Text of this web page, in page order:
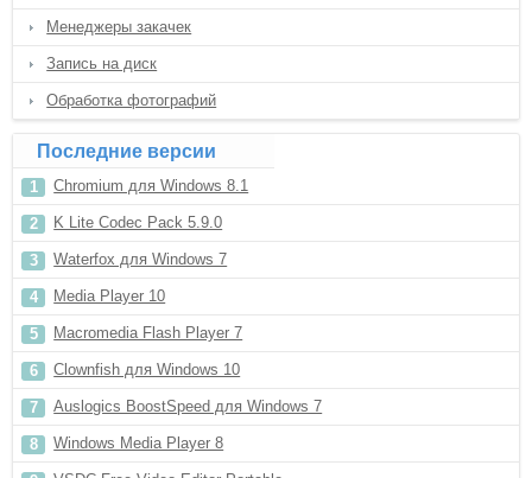
Менеджеры закачек
Запись на диск
Обработка фотографий
Последние версии
Chromium для Windows 8.1
K Lite Codec Pack 5.9.0
Waterfox для Windows 7
Media Player 10
Macromedia Flash Player 7
Clownfish для Windows 10
Auslogics BoostSpeed для Windows 7
Windows Media Player 8